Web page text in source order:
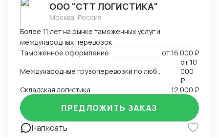
ООО "СТТ ЛОГИСТИКА"
Москва, Россия
Более 11 лет на рынке таможенных услуг и
международных перевозок
Таможенное оформление
от16 000 ₽
Международные грузоперевозки по любым маршрутам и любыми видами транспорта
от10
000
₽
Складская логистика
12 000 ₽
Написать
ПРЕДЛОЖИТЬ ЗАКАЗ